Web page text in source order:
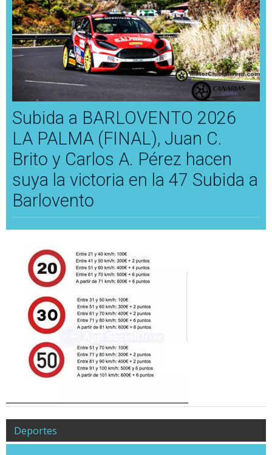
Subida a BARLOVENTO 2026
LA PALMA (FINAL), Juan C.
Brito y Carlos A. Pérez hacen
suya la victoria en la 47 Subida a
Barlovento
Deportes